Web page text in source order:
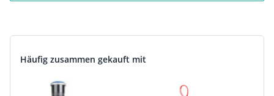
Häufig zusammen gekauft mit